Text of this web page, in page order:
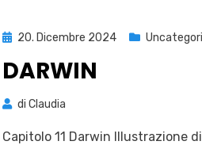
Pubblicato
20. Dicembre 2024
DARWIN
di Claudia
Capitolo 11 Darwin Illustrazione